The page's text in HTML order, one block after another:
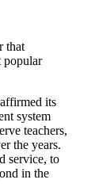
that
popular
its
system
teachers,
the years.
service, to
in the